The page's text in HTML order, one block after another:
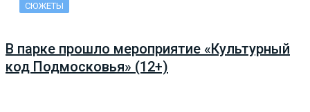
СЮЖЕТЫ
В парке прошло мероприятие «Культурный
код Подмосковья» (12+)